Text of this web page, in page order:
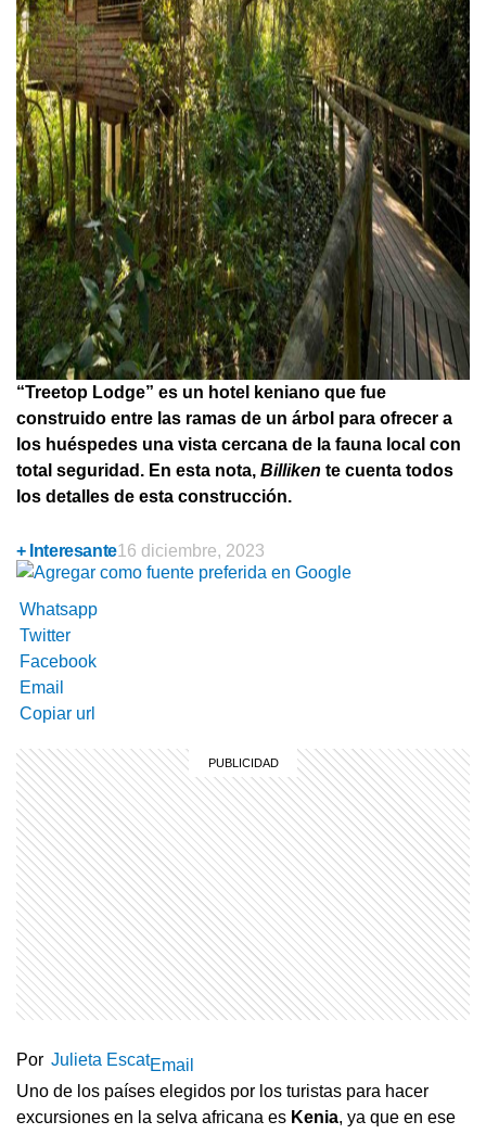
“Treetop Lodge” es un hotel keniano que fue
construido entre las ramas de un árbol para ofrecer a
los huéspedes una vista cercana de la fauna local con
total seguridad. En esta nota, Billiken te cuenta todos
los detalles de esta construcción.
+ Interesante16 diciembre, 2023
Whatsapp
Twitter
Facebook
Email
Copiar url
Por Julieta EscatEmail
Uno de los países elegidos por los turistas para hacer
excursiones en la selva africana es Kenia, ya que en ese